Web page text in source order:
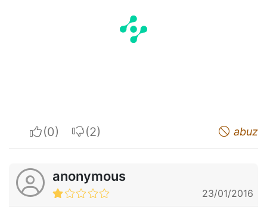
I apreciateI do not appreciate abuz
anonymous
23/01/2016